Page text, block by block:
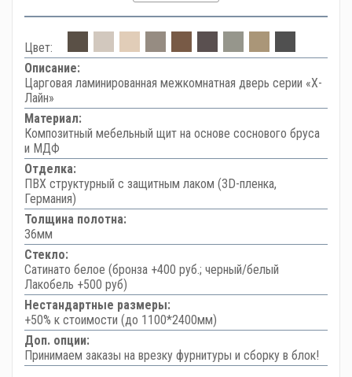
Цвет:
Описание:
Царговая ламинированная межкомнатная дверь серии «Х-
Лайн»
Материал:
Композитный мебельный щит на основе соснового бруса
и МДФ
Отделка:
ПВХ структурный с защитным лаком (3D-пленка,
Германия)
Толщина полотна:
36мм
Стекло:
Сатинато белое (бронза +400 руб.; черный/белый
Лакобель +500 руб)
Нестандартные размеры:
+50% к стоимости (до 1100*2400мм)
Доп. опции:
Принимаем заказы на врезку фурнитуры и сборку в блок!